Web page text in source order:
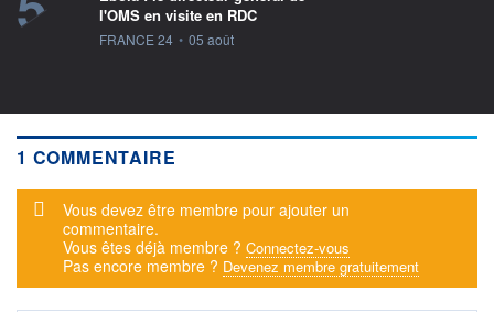
l'OMS en visite en RDC
information fournie par
FRANCE 24 • 05 août
1 COMMENTAIRE
Message d'alerte
Vous devez être membre pour ajouter un
commentaire.
Vous êtes déjà membre ? Connectez-vous
Pas encore membre ? Devenez membre gratuitement